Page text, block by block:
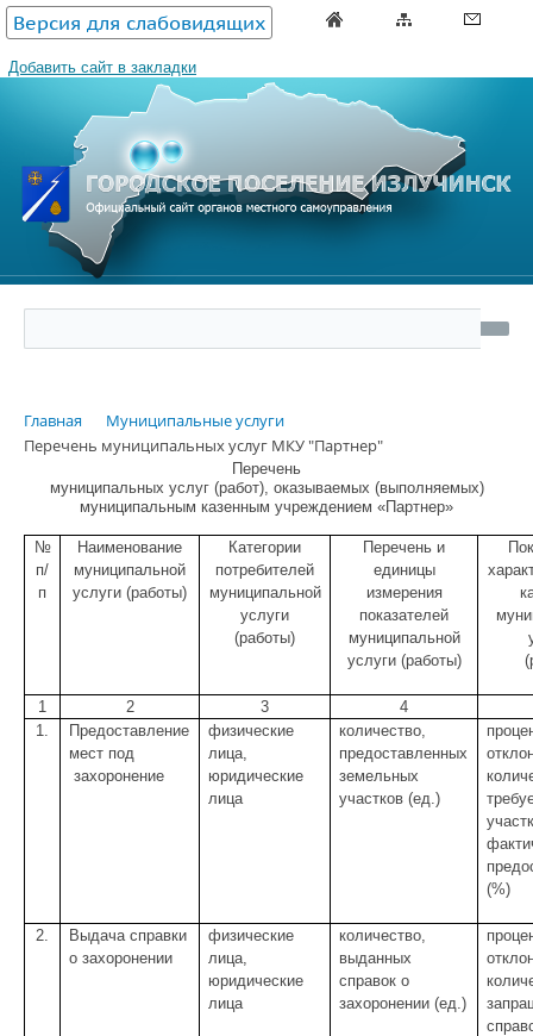
Версия для слабовидящих
Добавить сайт в закладки
Главная
Муниципальные услуги
Перечень муниципальных услуг МКУ "Партнер"
Перечень
муниципальных услуг (работ), оказываемых (выполняемых)
муниципальным казенным учреждением «Партнер»
№
п/
п
Наименование
муниципальной
услуги (работы)
Категории
потребителей
муниципальной
услуги
(работы)
Перечень и
единицы
измерения
показателей
муниципальной
услуги (работы)
1 2 3
4
1.
Предоставление
мест под
захоронение
физические
лица,
юридические
лица
количество,
предоставленных
земельных
участков (ед.)
(%)
2.
Выдача справки
о захоронении
физические
лица,
юридические
лица
количество,
выданных
справок о
захоронении (ед.)